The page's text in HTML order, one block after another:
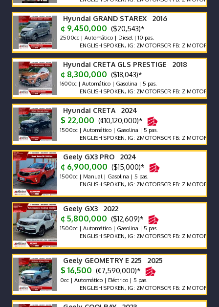
Hyundai GRAND STAREX 2016
¢ 9,450,000 ($20,543)*
2500cc | Automático | Diesel | 10 pas.
ENGLISH SPOKEN, IG: ZMOTORSCR FB: Z MOTORS.
Hyundai CRETA GLS PRESTIGE 2018
¢ 8,300,000 ($18,043)*
1600cc | Automático | Gasolina | 5 pas.
ENGLISH SPOKEN, IG: ZMOTORSCR FB: Z MOTORS.
Hyundai CRETA 2024
$ 22,000 (¢10,120,000)*
1500cc | Automático | Gasolina | 5 pas.
ENGLISH SPOKEN, IG: ZMOTORSCR FB: Z MOTORS.
Geely GX3 PRO 2024
¢ 6,900,000 ($15,000)*
1500cc | Manual | Gasolina | 5 pas.
ENGLISH SPOKEN, IG: ZMOTORSCR FB: Z MOTORS.
Geely GX3 2022
¢ 5,800,000 ($12,609)*
1500cc | Automático | Gasolina | 5 pas.
ENGLISH SPOKEN, IG: ZMOTORSCR FB: Z MOTORS.
Geely GEOMETRY E 225 2025
$ 16,500 (¢7,590,000)*
0cc | Automático | Eléctrico | 5 pas.
ENGLISH SPOKEN, IG: ZMOTORSCR FB: Z MOTORS.